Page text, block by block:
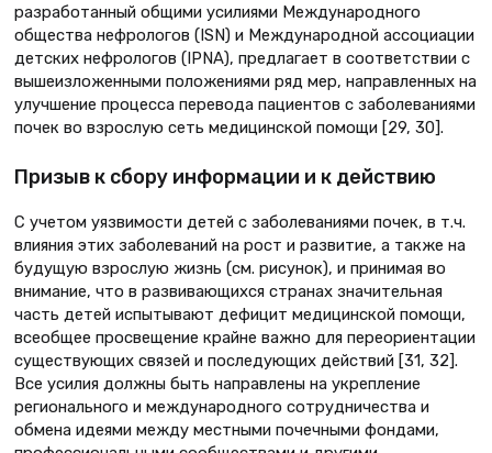
разработанный общими усилиями Международного
общества нефрологов (ISN) и Международной ассоциации
детских нефрологов (IPNA), предлагает в соответствии с
вышеизложенными положениями ряд мер, направленных на
улучшение процесса перевода пациентов с заболеваниями
почек во взрослую сеть медицинской помощи [29, 30].
Призыв к сбору информации и к действию
С учетом уязвимости детей с заболеваниями почек, в т.ч.
влияния этих заболеваний на рост и развитие, а также на
будущую взрослую жизнь (см. рисунок), и принимая во
внимание, что в развивающихся странах значительная
часть детей испытывают дефицит медицинской помощи,
всеобщее просвещение крайне важно для переориентации
существующих связей и последующих действий [31, 32].
Все усилия должны быть направлены на укрепление
регионального и международного сотрудничества и
обмена идеями между местными почечными фондами,